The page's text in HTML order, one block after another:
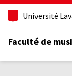
Aller
principal
Université
Faculté de